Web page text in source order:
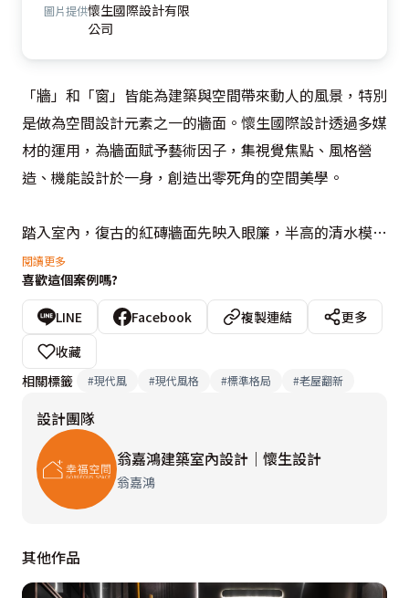
圖片提供懷生國際設計有限
公司
「牆」和「窗」皆能為建築與空間帶來動人的風景，特別
是做為空間設計元素之一的牆面。懷生國際設計透過多媒
材的運用，為牆面賦予藝術因子，集視覺焦點、風格營
造、機能設計於一身，創造出零死角的空間美學。
踏入室內，復古的紅磚牆面先映入眼簾，半高的清水模美
耐板緊密相貼，堆砌出原始的工業風味道；相對應的是鋪
陳仿木紋清水模的空間主牆，以清冷的姿態貫穿公領域，
圍塑出讓人心靈沉靜的氛圍。而在通透玻璃材質的包圍
下，多功能室藉由現代感的氛圍平衡空間調性，開放式的
場域伴佐自然光的流轉，讓一道道的迷人景緻聳立於室
閱讀更多
喜歡這個案例嗎?
LINE Facebook 複製連結
更多
收藏
相關標籤
#現代風 #現代風格 #標準格局 #老屋翻新
設計團隊
翁嘉鴻建築室內設計｜懷生設計
翁嘉鴻
其他作品